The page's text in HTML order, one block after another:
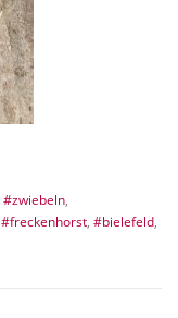
#zwiebeln,
#freckenhorst, #bielefeld,